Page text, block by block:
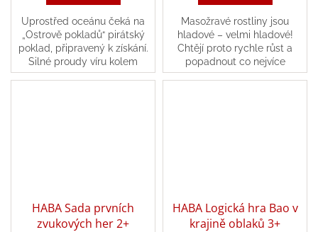
Uprostřed oceánu čeká na
„Ostrově pokladů“ pirátský
poklad, připravený k získání.
Silné proudy víru kolem
ostrova však drží všechny
Masožravé rostliny jsou
hladové – velmi hladové!
Chtějí proto rychle růst a
popadnout co nejvíce
chutných much.
HABA Sada prvních
zvukových her 2+
HABA Logická hra Bao v
krajině oblaků 3+